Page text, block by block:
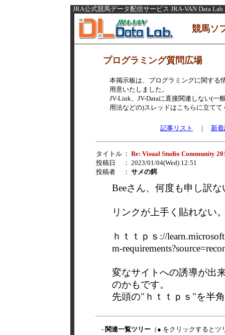
JRA公式競馬データ配信サービス JRA-VAN Data Lab.
競馬ソ
プログラミング質問広場
本掲示板は、プログラミングに関する
用意いたしました。
JV-Link、JV-Dataに直接関連しない(一
用法などの)スレッドはこちらに立てて
記事リスト | 新
タイトル ： Re: Visual Studio Community
投稿日
： 2023/01/04(Wed) 12:51
投稿者
： サメの餌
Beeさん、何度も申し訳
リンクが上手く貼れない
ｈｔｔｐｓ://
m-
変なサイトへの誘導が出
のかもです。
先頭の"ｈｔｔｐｓ"を半
- 関連一覧ツリー （● をクリックすると